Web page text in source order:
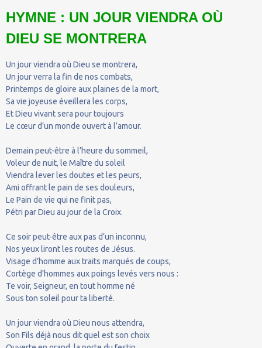
HYMNE : UN JOUR VIENDRA OÙ
DIEU SE MONTRERA
Un jour viendra où Dieu se montrera,
Un jour verra la fin de nos combats,
Printemps de gloire aux plaines de la mort,
Sa vie joyeuse éveillera les corps,
Et Dieu vivant sera pour toujours
Le cœur d’un monde ouvert à l’amour.
Demain peut-être à l’heure du sommeil,
Voleur de nuit, le Maître du soleil
Viendra lever les doutes et les peurs,
Ami offrant le pain de ses douleurs,
Le Pain de vie qui ne finit pas,
Pétri par Dieu au jour de la Croix.
Ce soir peut-être aux pas d’un inconnu,
Nos yeux liront les routes de Jésus.
Visage d’homme aux traits marqués de coups,
Cortège d’hommes aux poings levés vers nous :
Te voir, Seigneur, en tout homme né
Sous ton soleil pour ta liberté.
Un jour viendra où Dieu nous attendra,
Son Fils déjà nous dit quel est son choix